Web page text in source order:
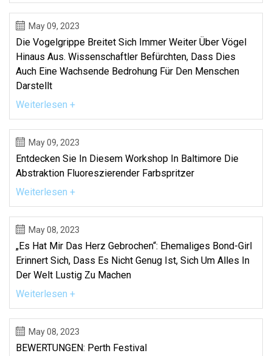
May 09, 2023
Die Vogelgrippe Breitet Sich Immer Weiter Über Vögel
Hinaus Aus. Wissenschaftler Befürchten, Dass Dies
Auch Eine Wachsende Bedrohung Für Den Menschen
Darstellt
Weiterlesen +
May 09, 2023
Entdecken Sie In Diesem Workshop In Baltimore Die
Abstraktion Fluoreszierender Farbspritzer
Weiterlesen +
May 08, 2023
„Es Hat Mir Das Herz Gebrochen“: Ehemaliges Bond-Girl
Erinnert Sich, Dass Es Nicht Genug Ist, Sich Um Alles In
Der Welt Lustig Zu Machen
Weiterlesen +
May 08, 2023
BEWERTUNGEN: Perth Festival